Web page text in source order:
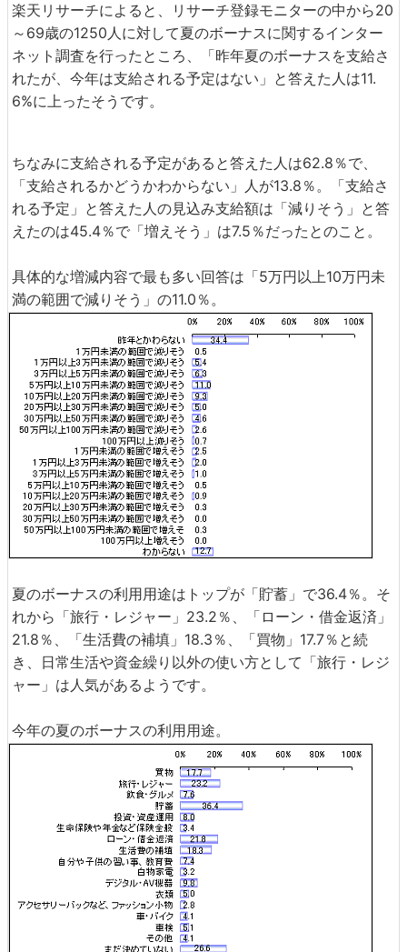
楽天リサーチによると、リサーチ登録モニターの中から20
～69歳の1250人に対して夏のボーナスに関するインター
ネット調査を行ったところ、「昨年夏のボーナスを支給さ
れたが、今年は支給される予定はない」と答えた人は11.
6%に上ったそうです。
ちなみに支給される予定があると答えた人は62.8％で、
「支給されるかどうかわからない」人が13.8％。「支給さ
れる予定」と答えた人の見込み支給額は「減りそう」と答
えたのは45.4％で「増えそう」は7.5％だったとのこと。
具体的な増減内容で最も多い回答は「5万円以上10万円未
満の範囲で減りそう」の11.0％。
夏のボーナスの利用用途はトップが「貯蓄」で36.4％。そ
れから「旅行・レジャー」23.2％、「ローン・借金返済」
21.8％、「生活費の補填」18.3％、「買物」17.7％と続
き、日常生活や資金繰り以外の使い方として「旅行・レジ
ャー」は人気があるようです。
今年の夏のボーナスの利用用途。